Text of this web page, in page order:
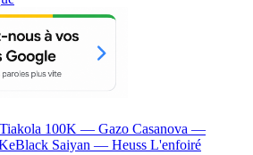
100K — Gazo Casanova —
Saiyan — Heuss L'enfoiré